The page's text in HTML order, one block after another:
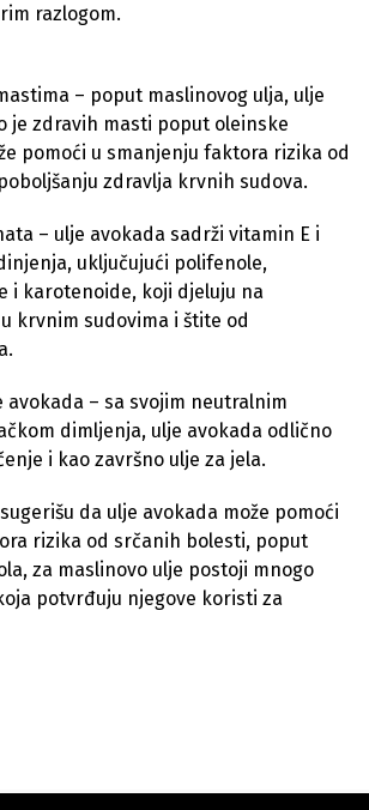
razlogom.
– poput maslinovog ulja, ulje
je zdravih masti poput oleinske
pomoći u smanjenju faktora rizika od
zdravlja krvnih sudova.
– ulje avokada sadrži vitamin E i
uključujući polifenole,
i karotenoide, koji djeluju na
krvnim sudovima i štite od
avokada – sa svojim neutralnim
dimljenja, ulje avokada odlično
i kao završno ulje za jela.
da ulje avokada može pomoći
rizika od srčanih bolesti, poput
za maslinovo ulje postoji mnogo
potvrđuju njegove koristi za